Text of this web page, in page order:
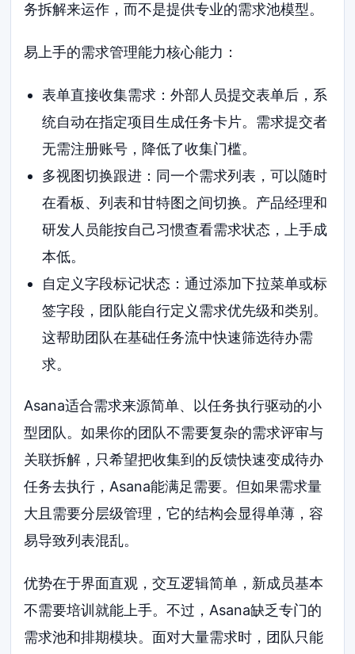
务拆解来运作，而不是提供专业的需求池模型。
易上手的需求管理能力核心能力：
表单直接收集需求：外部人员提交表单后，系
统自动在指定项目生成任务卡片。需求提交者
无需注册账号，降低了收集门槛。
多视图切换跟进：同一个需求列表，可以随时
在看板、列表和甘特图之间切换。产品经理和
研发人员能按自己习惯查看需求状态，上手成
本低。
自定义字段标记状态：通过添加下拉菜单或标
签字段，团队能自行定义需求优先级和类别。
这帮助团队在基础任务流中快速筛选待办需
求。
Asana适合需求来源简单、以任务执行驱动的小
型团队。如果你的团队不需要复杂的需求评审与
关联拆解，只希望把收集到的反馈快速变成待办
任务去执行，Asana能满足需要。但如果需求量
大且需要分层级管理，它的结构会显得单薄，容
易导致列表混乱。
优势在于界面直观，交互逻辑简单，新成员基本
不需要培训就能上手。不过，Asana缺乏专门的
需求池和排期模块。面对大量需求时，团队只能